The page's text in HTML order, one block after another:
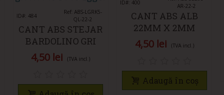
Îmi place
ID#: 484
Ref: ABS-LGRK5-
QL-22-2
CANT ABS STEJAR
BARDOLINO GRI
22MM X 2MM
4,50 lei (TVA incl.)
ID#: 400
AR-22-2
CANT ABS ALB
22MM X 2MM
4,50 lei (TVA incl.)
Adaugă în coș